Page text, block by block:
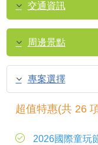
交通資訊
周邊景點
專案選擇
超值特惠(共 26
2026國際童